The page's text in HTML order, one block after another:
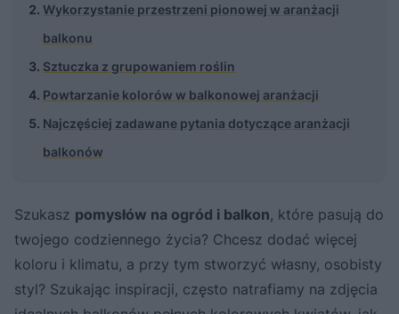
Wykorzystanie przestrzeni pionowej w aranżacji
balkonu
Sztuczka z grupowaniem roślin
Powtarzanie kolorów w balkonowej aranżacji
Najczęściej zadawane pytania dotyczące aranżacji
balkonów
Szukasz pomysłów na ogród i balkon, które pasują do
twojego codziennego życia? Chcesz dodać więcej
koloru i klimatu, a przy tym stworzyć własny, osobisty
styl? Szukając inspiracji, często natrafiamy na zdjęcia